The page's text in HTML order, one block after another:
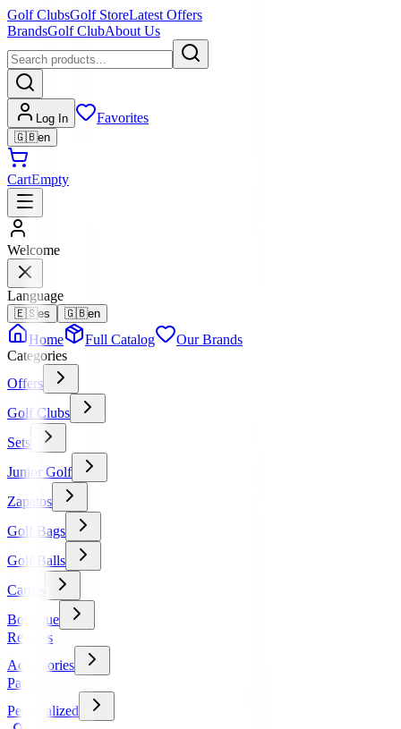
Golf ClubsGolf StoreLatest Offers
BrandsGolf ClubAbout Us
Log In Favorites
🇬🇧en
CartEmpty
Welcome
Language
🇪🇸es 🇬🇧en
Home Full Catalog
Our Brands
Categories
Offers
Golf Clubs
Sets
Junior Golf
Zapatos
Golf Bags
Golf Balls
Carros
Boutique
Regalos
Accessories
Packs
Personalized